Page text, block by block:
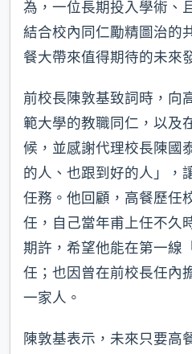
為，一位長期投入學術、
結合校內同仁勵精圖治的
餐大帶來值得期待的未來
前校長陳敦基致詞時，向
範大學的教職同仁，以及
候，並感謝代理校長陳國
的人、也跟到好的人」，
任務。他回顧，高餐歷任
任，自己當年甫上任不久
期許，希望他能在第一線
任；也因曾在前校長任內
一家人。
陳敦基表示，未來只要高